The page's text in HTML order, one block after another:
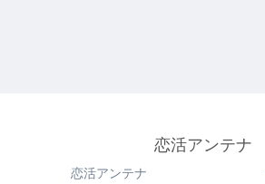
恋活アンテナ
恋活アンテナ